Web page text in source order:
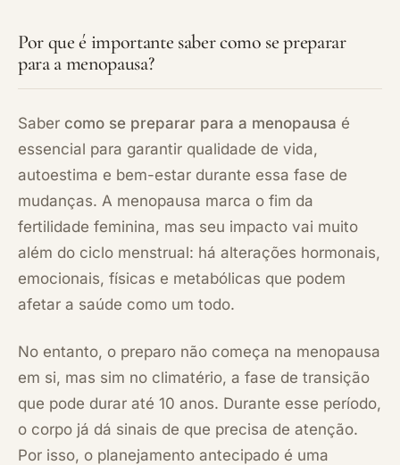
Por que é importante saber como se preparar
para a menopausa?
Saber como se preparar para a menopausa é
essencial para garantir qualidade de vida,
autoestima e bem-estar durante essa fase de
mudanças. A menopausa marca o fim da
fertilidade feminina, mas seu impacto vai muito
além do ciclo menstrual: há alterações hormonais,
emocionais, físicas e metabólicas que podem
afetar a saúde como um todo.
No entanto, o preparo não começa na menopausa
em si, mas sim no climatério, a fase de transição
que pode durar até 10 anos. Durante esse período,
o corpo já dá sinais de que precisa de atenção.
Por isso, o planejamento antecipado é uma